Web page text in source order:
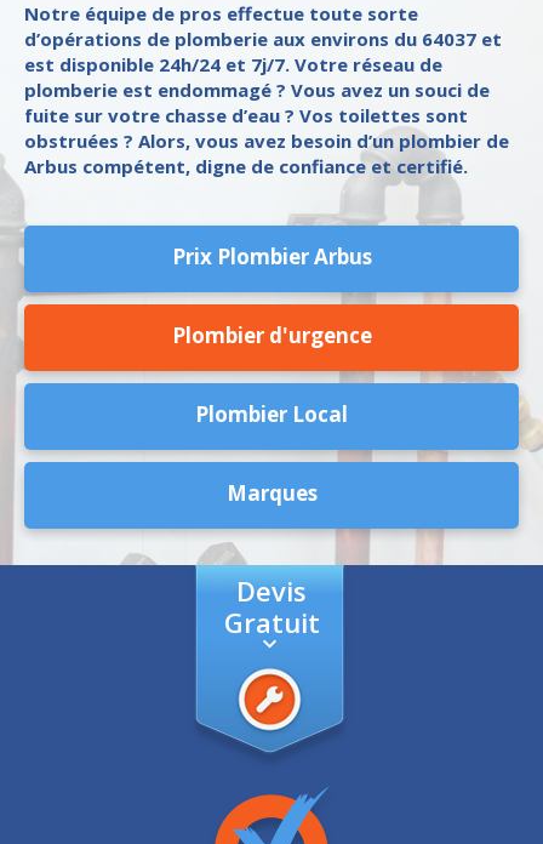
Notre équipe de pros effectue toute sorte
d’opérations de plomberie aux environs du 64037 et
est disponible 24h/24 et 7j/7. Votre réseau de
plomberie est endommagé ? Vous avez un souci de
fuite sur votre chasse d’eau ? Vos toilettes sont
obstruées ? Alors, vous avez besoin d’un plombier de
Arbus compétent, digne de confiance et certifié.
Prix Plombier Arbus
Plombier d'urgence
Plombier Local
Marques
Devis
Gratuit